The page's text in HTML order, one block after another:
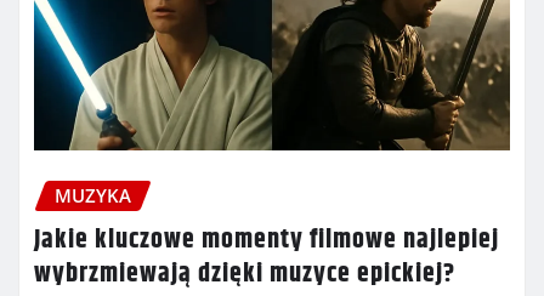
MUZYKA
Jakie kluczowe momenty filmowe najlepiej
wybrzmiewają dzięki muzyce epickiej?